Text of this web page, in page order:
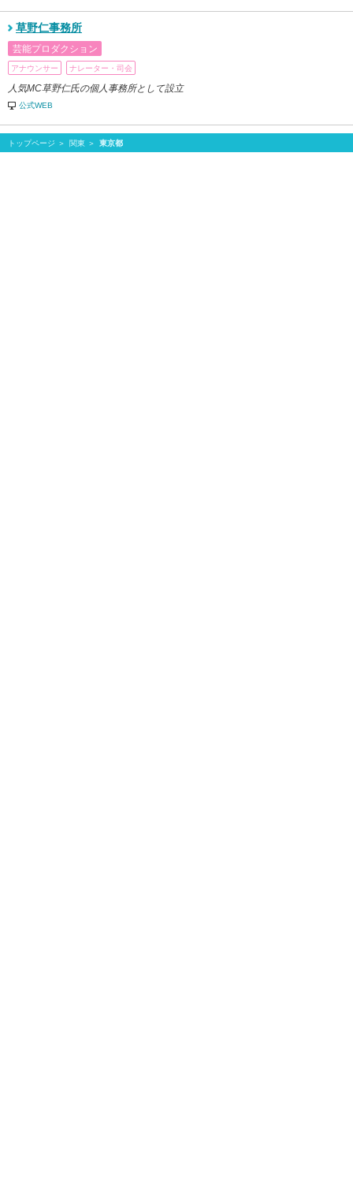
草野仁事務所
芸能プロダクション
アナウンサー ナレーター・司会
人気MC草野仁氏の個人事務所として設立
公式WEB
トップページ 関東 東京都